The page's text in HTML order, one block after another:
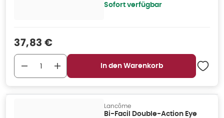
Sofort verfügbar
Verkaufspreis
37,83 €
In den Warenkorb
Lancôme
Bi-Facil Double-Action Eye